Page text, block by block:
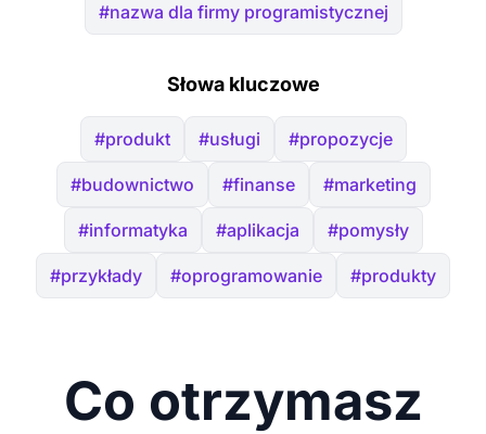
#nazwa dla firmy programistycznej
Słowa kluczowe
#produkt #usługi #propozycje
#budownictwo #finanse #marketing
#informatyka #aplikacja #pomysły
#przykłady #oprogramowanie #produkty
Co otrzymasz